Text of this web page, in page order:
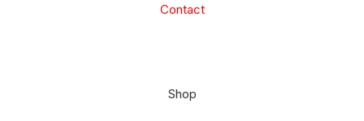
Contact
Shop